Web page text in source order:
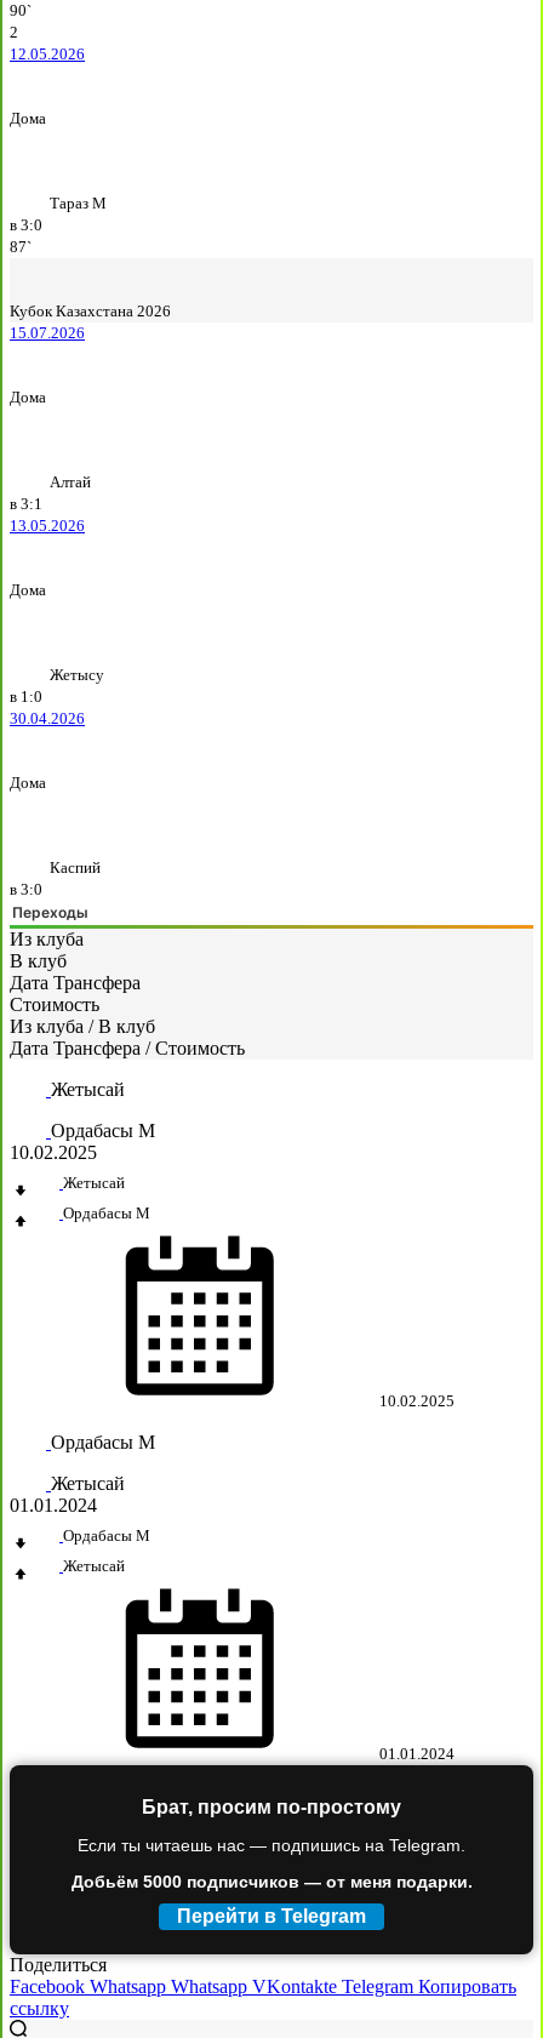
90`
2
12.05.2026
Дома
Тараз М
в 3:0
87`
Кубок Казахстана 2026
15.07.2026
Дома
Алтай
в 3:1
13.05.2026
Дома
Жетысу
в 1:0
30.04.2026
Дома
Каспий
в 3:0
Переходы
Из клуба
В клуб
Дата Трансфера
Стоимость
Из клуба / В клуб
Дата Трансфера / Стоимость
Жетысай
Ордабасы М
10.02.2025
Жетысай
Ордабасы М
10.02.2025
Ордабасы М
Жетысай
01.01.2024
Ордабасы М
Жетысай
01.01.2024
Брат, просим по-простому
Если ты читаешь нас — подпишись на Telegram.
Добьём 5000 подписчиков — от меня подарки.
Перейти в Telegram
Поделиться
Facebook Whatsapp Whatsapp VKontakte Telegram Копировать
ссылку